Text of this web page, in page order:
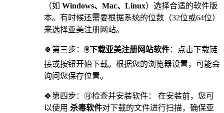
（如 Windows、Mac、Linux）选择合适的软件版
本。有时候还需要根据系统的位数（32位或64位）
来选择亚美注册网站。
🍀第三步：🖲下载亚美注册网站软件：点击下载链
接或按钮开始下载。根据您的浏览器设置，可能会
询问您保存位置。
🍀第四步：🉑检查并安装软件： 在安装前，您可
以使用 杀毒软件对下载的文件进行扫描，确保亚